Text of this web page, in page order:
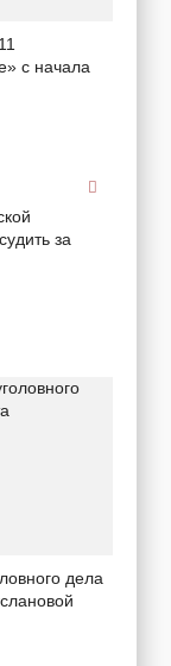
с начала
за
дела